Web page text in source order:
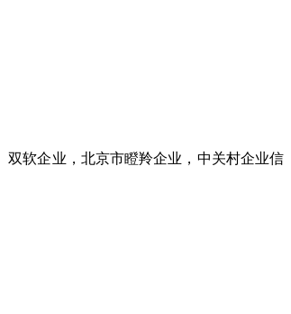
双软企业，北京市瞪羚企业，中关村企业信